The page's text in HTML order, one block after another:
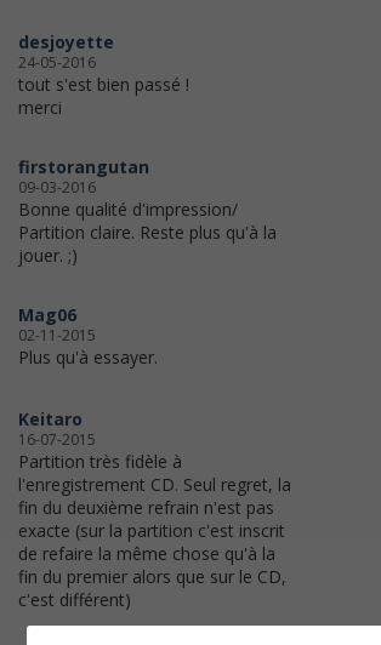
desjoyette
24-05-2016
tout s'est bien passé !
merci
firstorangutan
09-03-2016
Bonne qualité d'impression/
Partition claire. Reste plus qu'à la
jouer. ;)
Mag06
02-11-2015
Plus qu'à essayer.
Keitaro
16-07-2015
Partition très fidèle à
l'enregistrement CD. Seul regret, la
fin du deuxième refrain n'est pas
exacte (sur la partition c'est inscrit
de refaire la même chose qu'à la
fin du premier alors que sur le CD,
c'est différent)